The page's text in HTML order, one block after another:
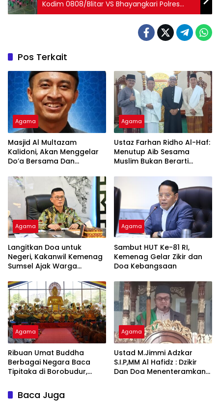
Kodim 0808/Blitar VS Bhayangkari Polres
Blitar Kota Semarakkan HKGB Ke – 73
Pos Terkait
Agama
Masjid Al Multazam
Kalidoni, Akan Menggelar
Do’a Bersama Dan
RI Ke-81 Dengan
Pembicara Ustadz Qoim
Nur’aini M.Pd
Agama
Ustaz Farhan Ridho Al-Haf:
Menutup Aib Sesama
Muslim Bukan Berarti
Agama
Langitkan Doa untuk
Negeri, Kakanwil Kemenag
Sumsel Ajak Warga
Kebangsaan di Monas
Agama
Sambut HUT Ke-81 RI,
Kemenag Gelar Zikir dan
Doa Kebangsaan
Agama
Ribuan Umat Buddha
Berbagai Negara Baca
Tipitaka di Borobudur,
Dhamma
Agama
Ustad M.Jimmi Adzkar
S.I.P,MM Al Hafidz : Dzikir
Dan Doa Menenteramkan
Baca Juga